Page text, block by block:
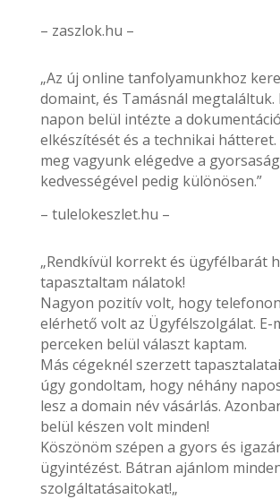
– zaszlok.hu –
„Az új online tanfolyamunkhoz
domaint, és Tamásnál megtaláltuk.
napon belül intézte a dokumentáció
elkészítését és a technikai
meg vagyunk elégedve a
kedvességével pedig különösen.”
– tulelokeszlet.hu –
„Rendkívül korrekt és ügyfélbarát
tapasztaltam nálatok!
Nagyon pozitív volt, hogy
elérhető volt az Ügyfélszolgálat. E-
perceken belül választ kaptam.
Más cégeknél szerzett
úgy gondoltam, hogy néhány
lesz a domain név vásárlás.
belül készen volt minden!
Köszönöm szépen a gyors és
ügyintézést. Bátran ajánlom
szolgáltatásaitokat!„